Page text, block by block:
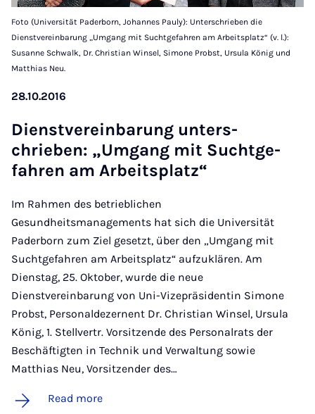
Foto (Universität Paderborn, Johannes Pauly): Unterschrieben die
Dienstvereinbarung „Umgang mit Suchtgefahren am Arbeitsplatz“ (v. l.):
Susanne Schwalk, Dr. Christian Winsel, Simone Probst, Ursula König und
Matthias Neu.
28.10.2016
Di­en­stver­ein­bar­ung un­ter­s­
chrieben: „Umgang mit Suchtge­
fahren am Arbeit­s­platz“
Im Rahmen des betrieblichen
Gesundheitsmanagements hat sich die Universität
Paderborn zum Ziel gesetzt, über den „Umgang mit
Suchtgefahren am Arbeitsplatz“ aufzuklären. Am
Dienstag, 25. Oktober, wurde die neue
Dienstvereinbarung von Uni-Vizepräsidentin Simone
Probst, Personaldezernent Dr. Christian Winsel, Ursula
König, 1. Stellvertr. Vorsitzende des Personalrats der
Beschäftigten in Technik und Verwaltung sowie
Matthias Neu, Vorsitzender des…
Read more